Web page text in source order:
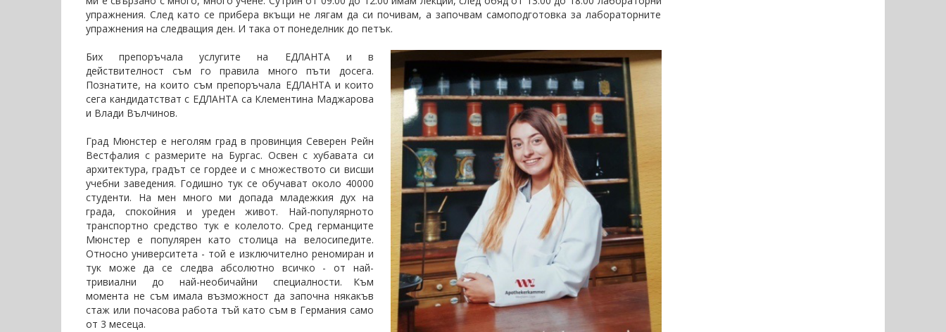
упражнения. След като се прибера вкъщи не лягам да си почивам, а започвам самоподготовка за лабораторните
упражнения на следващия ден. И така от понеделник до петък.
Бих препоръчала услугите на ЕДЛАНТА и в
действителност съм го правила много пъти досега.
Познатите, на които съм препоръчала ЕДЛАНТА и които
сега кандидатстват с ЕДЛАНТА са Клементина Маджарова
и Влади Вълчинов.
Град Мюнстер е неголям град в провинция Северен Рейн
Вестфалия с размерите на Бургас. Освен с хубавата си
архитектура, градът се гордее и с множеството си висши
учебни заведения. Годишно тук се обучават около 40000
студенти. На мен много ми допада младежкия дух на
града, спокойния и уреден живот. Най-популярното
транспортно средство тук е колелото. Сред германците
Мюнстер е популярен като столица на велосипедите.
Относно университета - той е изключително реномиран и
тук може да се следва абсолютно всичко - от най-
тривиални до най-необичайни специалности. Към
момента не съм имала възможност да започна някакъв
стаж или почасова работа тъй като съм в Германия само
от 3 месеца.